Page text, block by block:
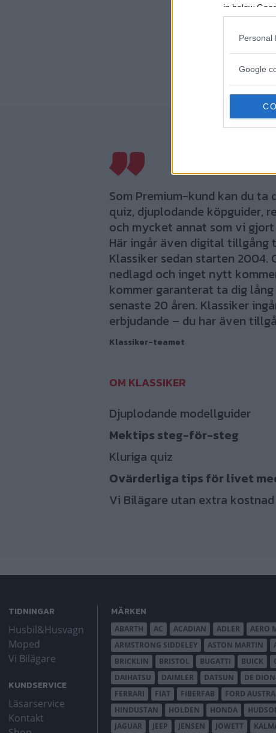
in below
Personal
Google
Som Premium-kund kan du
quiz, djuplodande köpguider,
och mycket annat som vi
Här ingår även digital
Klassiker sedan starten
nedlagd och inget nytt
kommer garanterat ta dig
senaste 20 åren. Klassiker
erbjudande – du har även
Klassiker-teamet
Djuplodande modellguider
Mektips steg-för-steg
Kluriga quiz
Ovärderliga tips för livet
Vi Bilägare utan extra kostnad
TIDNINGAR
Husbil&Husvagn
Moped
Vi Bilägare
KUNDSERVICE
Läsarservice
Kontakt
MÄRKEN
ABARTH AC ACADIAN ADLER AERO
ARMSTRONG SIDDELEY
ASTON MARTIN
BRICKLIN
BRISTOL BUGATTI BUICK
DAIHATSU
DAIMLER DATSUN DE
FERRARI
FIAT FIBERFAB FORD
HINDUSTAN
HOLDEN HONDA
JAGUAR
JEEP JENSEN JOWETT